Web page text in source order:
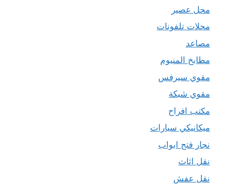
محل عصير
محلات تلفونات
مصاعد
مطابخ المنيوم
مقوي سيرفس
مقوي شبكة
مكتب افراح
ميكانيكي سيارات
نجار فتح ابواب
نقل اثاث
نقل عفش